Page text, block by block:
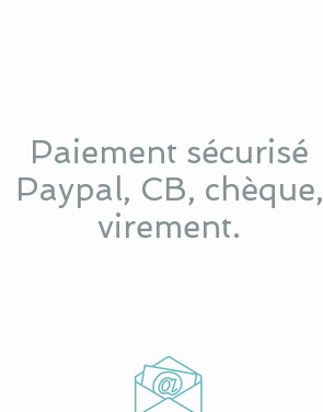
Paiement sécurisé
Paypal, CB, chèque,
virement.